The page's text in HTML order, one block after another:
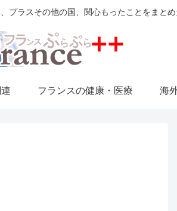
プラスその他の国、関心もったことをまと
フランスの健康・医療 海